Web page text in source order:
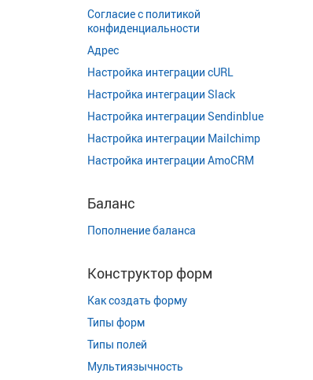
Согласие с политикой
конфиденциальности
Адрес
Настройка интеграции cURL
Настройка интеграции Slack
Настройка интеграции Sendinblue
Настройка интеграции Mailchimp
Настройка интеграции AmoCRM
Баланс
Пополнение баланса
Конструктор форм
Как создать форму
Типы форм
Типы полей
Мультиязычность